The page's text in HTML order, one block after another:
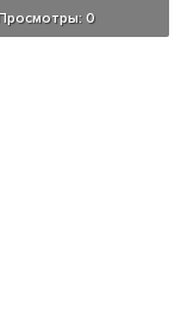
Просмотры: 0